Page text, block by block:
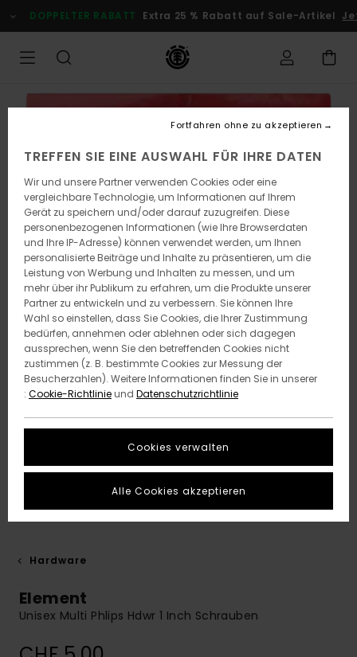
zur
Produktinformation
DOPPELTER RABATT Extra 25 % Rabatt auf Sale-Artikel
Hardware
Element
Unisex Multi Phlips Hdwr 1 Inch Schrauben
TREFFEN SIE EINE AUSWAHL FÜR IHRE DATEN
Wir und unsere Partner verwenden Cookies oder eine
vergleichbare Technologie, um Informationen auf Ihrem
Gerät zu speichern und/oder darauf zuzugreifen. Diese
personenbezogenen Informationen (wie Ihre Browserdaten
und Ihre IP-Adresse) können verwendet werden, um Ihnen
personalisierte Beiträge und Inhalte zu präsentieren, um die
Leistung von Werbung und Inhalten zu messen, und um
mehr über ihr Publikum zu erfahren, um die Produkte unserer
Partner zu entwickeln und zu verbessern. Sie können Ihre
Wahl so einstellen, dass Sie Cookies, die Ihrer Zustimmung
bedürfen, annehmen oder ablehnen oder sich dagegen
aussprechen, wenn Sie den betreffenden Cookies nicht
zustimmen (z. B. bestimmte Cookies zur Messung der
Besucherzahlen). Weitere Informationen finden Sie in unserer
: Cookie-Richtlinieund Datenschutzrichtlinie
Cookies verwalten
Fortfahren ohne zu akzeptieren
Alle Cookies akzeptieren